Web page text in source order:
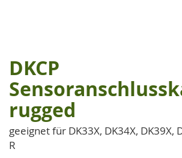
Zum
Anfang
der
Bildgalerie
springen
DKCP
rugged
geeignet für DK33X, DK34X, DK39X,
R